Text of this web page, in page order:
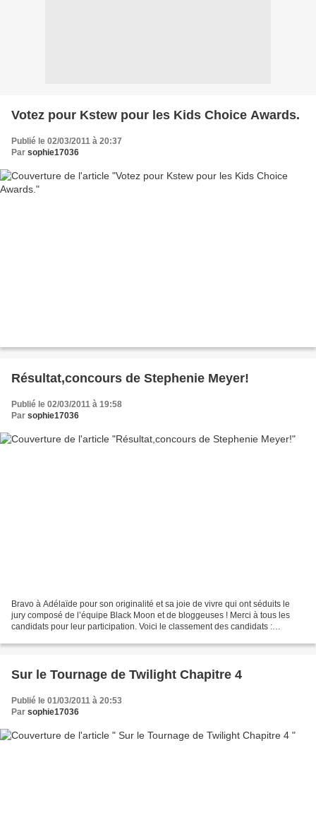
Votez pour Kstew pour les Kids Choice Awards.
Publié le 02/03/2011 à 20:37
Par sophie17036
Résultat,concours de Stephenie Meyer!
Publié le 02/03/2011 à 19:58
Par sophie17036
Bravo à Adélaïde pour son originalité et sa joie de vivre qui ont séduits le
jury composé de l’équipe Black Moon et de bloggeuses ! Merci à tous les
candidats pour leur participation. Voici le classement des candidats :
Sur le Tournage de Twilight Chapitre 4
Publié le 01/03/2011 à 20:53
Par sophie17036